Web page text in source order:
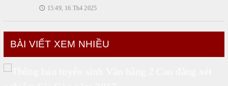
🕔 15:49, 16.Th4 2025
BÀI VIẾT XEM NHIỀU